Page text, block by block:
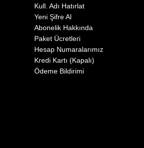
Kull. Adı Hatırlat
Yeni Şifre Al
Abonelik Hakkında
Paket Ücretleri
Hesap Numaralarımız
Kredi Kartı (Kapalı)
Ödeme Bildirimi